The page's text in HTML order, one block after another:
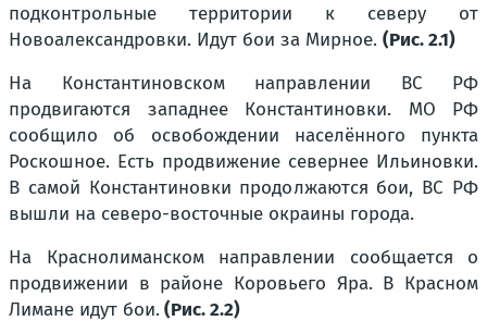
подконтрольные территории к северу от
Новоалександровки. Идут бои за Мирное. (Рис. 2.1)
На Константиновском направлении ВС РФ
продвигаются западнее Константиновки. МО РФ
сообщило об освобождении населённого пункта
Роскошное. Есть продвижение севернее Ильиновки.
В самой Константиновки продолжаются бои, ВС РФ
вышли на северо-восточные окраины города.
На Краснолиманском направлении сообщается о
продвижении в районе Коровьего Яра. В Красном
Лимане идут бои. (Рис. 2.2)